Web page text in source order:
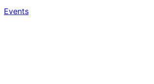
Events